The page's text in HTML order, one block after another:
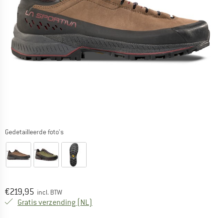
Gedetailleerde foto's
Prijs:
€219,95 incl. BTW
Gratis verzending (NL)